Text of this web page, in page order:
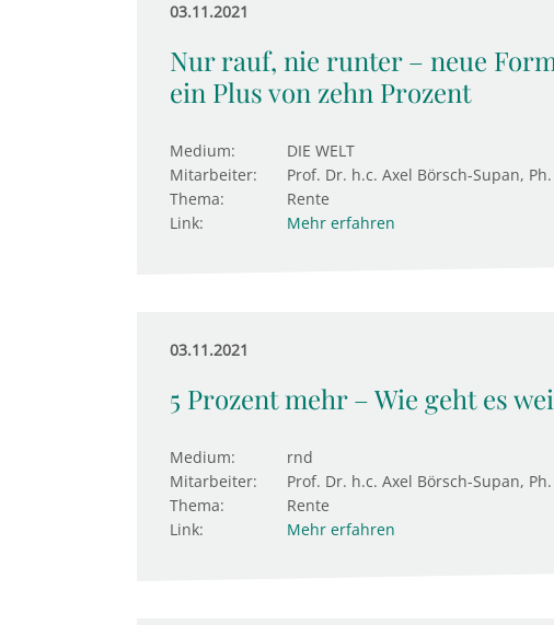
03.11.2021
Nur rauf, nie runter – neue
ein Plus von zehn Prozent
Medium:
DIE WELT
Mitarbeiter:
Prof. Dr. h.c. Axel Börsch-Supan, Ph.
Thema:
Rente
Link:
Mehr erfahren
03.11.2021
5 Prozent mehr – Wie geht es
Medium:
rnd
Mitarbeiter:
Prof. Dr. h.c. Axel Börsch-Supan, Ph.
Thema:
Rente
Link:
Mehr erfahren